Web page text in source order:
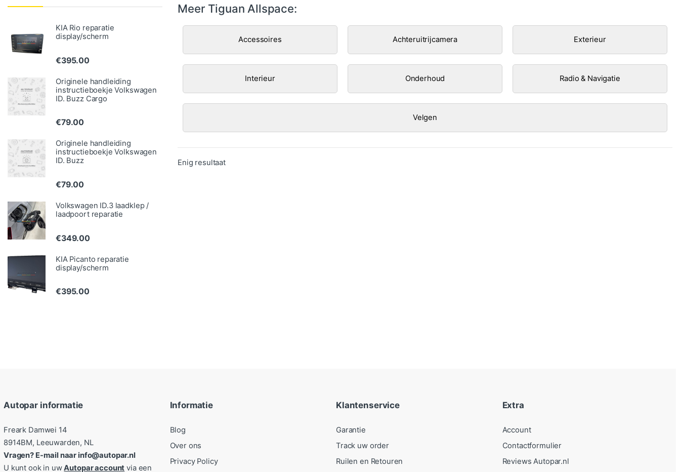
Meer Tiguan Allspace:
Accessoires Achteruitrijcamera Exterieur
Interieur Onderhoud Radio & Navigatie
Velgen
Enig resultaat
KIA Rio reparatie
display/scherm
€395.00
Originele handleiding
instructieboekje Volkswagen
ID. Buzz Cargo
€79.00
Originele handleiding
instructieboekje Volkswagen
ID. Buzz
€79.00
Volkswagen ID.3 laadklep /
laadpoort reparatie
€349.00
KIA Picanto reparatie
display/scherm
€395.00
Autopar informatie
Freark Damwei 14
8914BM, Leeuwarden, NL
Vragen? E-mail naar info@autopar.nl
U kunt ook in uwAutopar account via een
Informatie
Blog
Over ons
Privacy Policy
Klantenservice
Garantie
Track uw order
Ruilen en Retouren
Extra
Account
Contactformulier
Reviews Autopar.nl